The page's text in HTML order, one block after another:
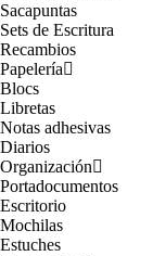
Sacapuntas
Sets de Escritura
Recambios
Papelería
Blocs
Libretas
Notas adhesivas
Diarios
Organización
Portadocumentos
Escritorio
Mochilas
Estuches